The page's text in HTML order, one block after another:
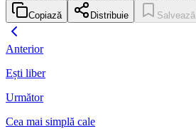
Copiază Distribuie Salvează
Anterior
Ești liber
Următor
Cea mai simplă cale